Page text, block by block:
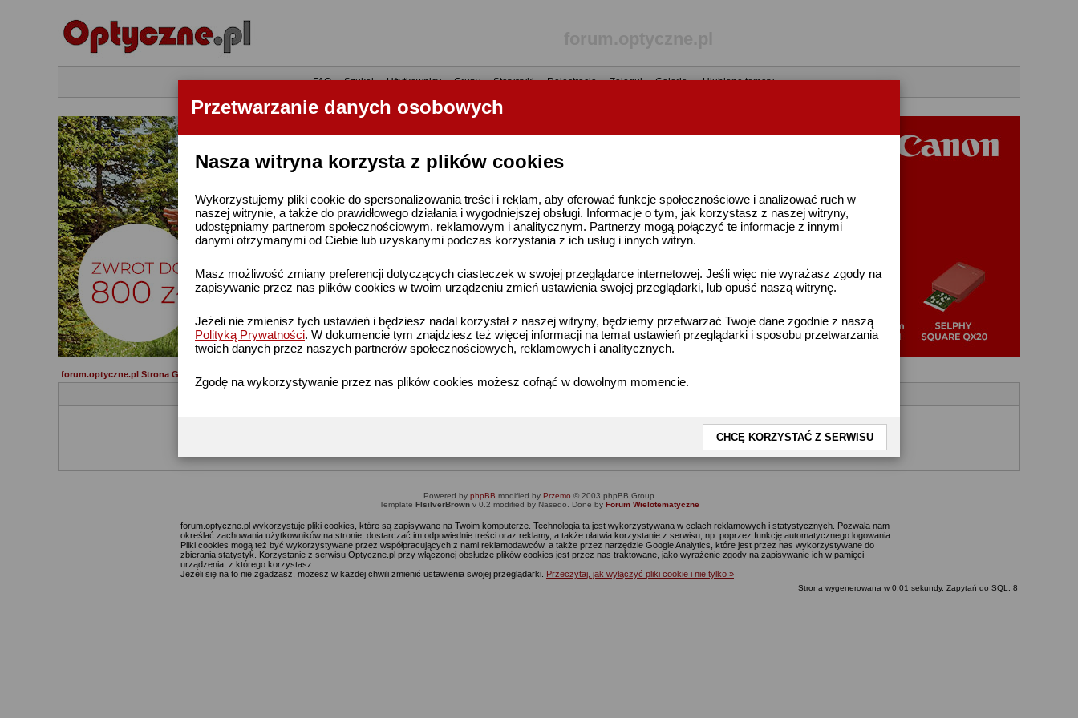
Przetwarzanie danych osobowych
Nasza witryna korzysta z plików cookies
Wykorzystujemy pliki cookie do spersonalizowania treści i reklam, aby oferować funkcje społecznościowe i analizować ruch w
naszej witrynie, a także do prawidłowego działania i wygodniejszej obsługi. Informacje o tym, jak korzystasz z naszej witryny,
udostępniamy partnerom społecznościowym, reklamowym i analitycznym. Partnerzy mogą połączyć te informacje z innymi
danymi otrzymanymi od Ciebie lub uzyskanymi podczas korzystania z ich usług i innych witryn.
Masz możliwość zmiany preferencji dotyczących ciasteczek w swojej przeglądarce internetowej. Jeśli więc nie wyrażasz zgody na
zapisywanie przez nas plików cookies w twoim urządzeniu zmień ustawienia swojej przeglądarki, lub opuść naszą witrynę.
Jeżeli nie zmienisz tych ustawień i będziesz nadal korzystał z naszej witryny, będziemy przetwarzać Twoje dane zgodnie z naszą
Polityką Prywatności. W dokumencie tym znajdziesz też więcej informacji na temat ustawień przeglądarki i sposobu przetwarzania
twoich danych przez naszych partnerów społecznościowych, reklamowych i analitycznych.
Zgodę na wykorzystywanie przez nas plików cookies możesz cofnąć w dowolnym momencie.
CHCĘ KORZYSTAĆ Z SERWISU
•FAQ•Szukaj•Użytkownicy•Grupy•Statystyki•Rejestracja•Zaloguj•Galerie• Ulubione tematy
forum.optyczne.pl Strona Główna
żeby przejść do formularza rejestracyjnego.
Powered by phpBB modified by Przemo © 2003 phpBB Group
Template FIsilverBrownv 0.2 modified by Nasedo. Done by Forum Wielotematyczne
forum.optyczne.pl wykorzystuje pliki cookies, które są zapisywane na Twoim komputerze. Technologia ta jest wykorzystywana w celach reklamowych i statystycznych. Pozwala nam
określać zachowania użytkowników na stronie, dostarczać im odpowiednie treści oraz reklamy, a także ułatwia korzystanie z serwisu, np. poprzez funkcję automatycznego logowania.
Pliki cookies mogą też być wykorzystywane przez współpracujących z nami reklamodawców, a także przez narzędzie Google Analytics, które jest przez nas wykorzystywane do
zbierania statystyk. Korzystanie z serwisu Optyczne.pl przy włączonej obsłudze plików cookies jest przez nas traktowane, jako wyrażenie zgody na zapisywanie ich w pamięci
urządzenia, z którego korzystasz.
Jeżeli się na to nie zgadzasz, możesz w każdej chwili zmienić ustawienia swojej przeglądarki. Przeczytaj, jak wyłączyć pliki cookie i nie tylko »
Strona wygenerowana w 0.01 sekundy. Zapytań do SQL: 8